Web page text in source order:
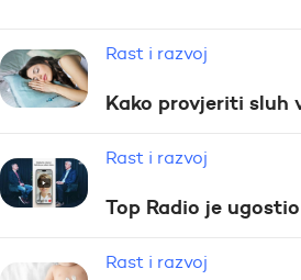
Rast i razvoj
Kako provjeriti sluh
Rast i razvoj
Top Radio je
Rast i razvoj